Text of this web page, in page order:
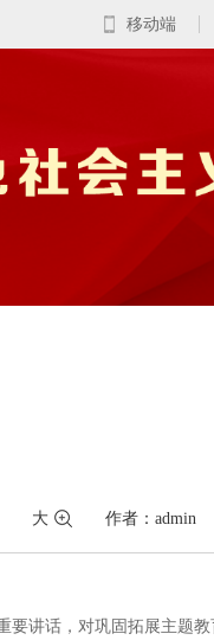
移动端
大 作者：admin
讲话，对巩固拓展主题